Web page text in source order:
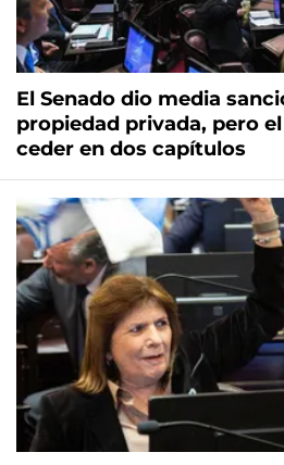
El Senado dio media
propiedad privada, pero
ceder en dos capítulos